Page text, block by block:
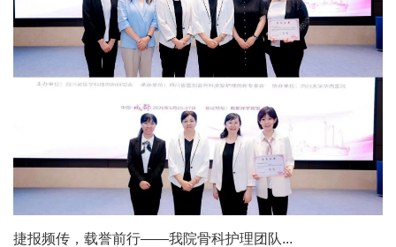
捷报频传，载誉前行——我院骨科护理团队...